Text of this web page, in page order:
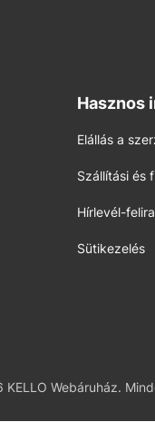
Hasznos
Elállás a
Szállítási és
Hírlevél-
Sütikezelés
Webáruház.